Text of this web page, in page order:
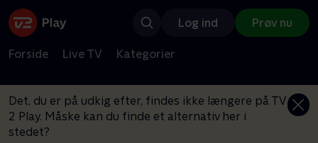
Log ind Prøv nu
Forside Live TV Kategorier
Det, du er på udkig efter, findes ikke længere på TV
2 Play. Måske kan du finde et alternativ her i
stedet?